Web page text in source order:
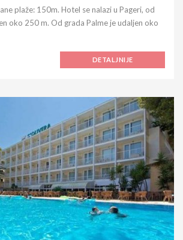
plaže: 150m. Hotel se nalazi u Pageri, od
oko 250 m. Od grada Palme je udaljen oko
DETALJNIJE